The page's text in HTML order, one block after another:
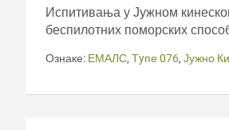
Испитивања у Јужном
беспилотних поморских
Ознаке: ЕМАЛС, Тyпе 076, Јужно